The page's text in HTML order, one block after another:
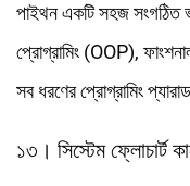
পাইথন একটি সহজ সংগঠিত
প্রোগ্রামিং (OOP),
সব ধরণের প্রোগ্রামিং
১৩। সিস্টেম ফ্লোচার্ট